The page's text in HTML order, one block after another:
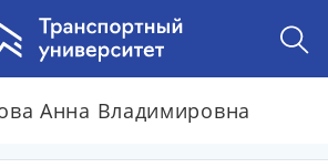
Анна Владимировна